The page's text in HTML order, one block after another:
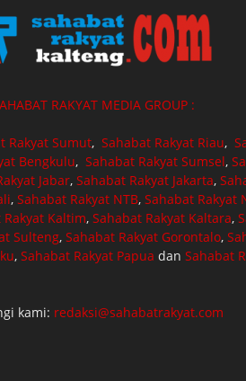
RAKYAT MEDIA GROUP :
Rakyat Sumut, Sahabat Rakyat Riau,
Bengkulu,Sahabat Rakyat Sumsel,
Jabar, Sahabat Rakyat Jakarta,
, Sahabat Rakyat NTB, Sahabat Rakyat
Rakyat Kaltim, Sahabat Rakyat Kaltara,
Sulteng, Sahabat Rakyat Gorontalo,
, Sahabat Rakyat Papua dan Sahabat
kami: redaksi@sahabatrakyat.com